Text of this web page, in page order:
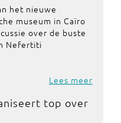
het nieuwe
museum in Caïro
over de buste
Nefertiti
Lees meer
top over